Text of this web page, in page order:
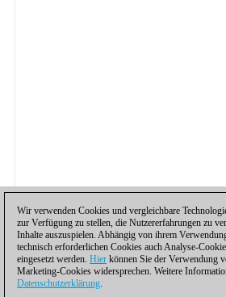
Wir verwenden Cookies und vergleichbare
zur Verfügung zu stellen, die Nutzererfahrungen zu
Inhalte auszuspielen. Abhängig von ihrem
technisch erforderlichen Cookies auch Analyse-
eingesetzt werden. Hier können Sie der Verwendung
Marketing-Cookies widersprechen. Weitere
Datenschutzerklärung.